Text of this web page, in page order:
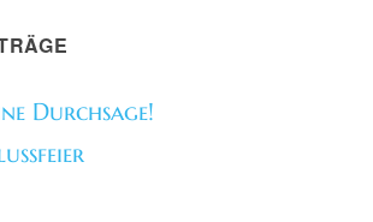
Durchsage!